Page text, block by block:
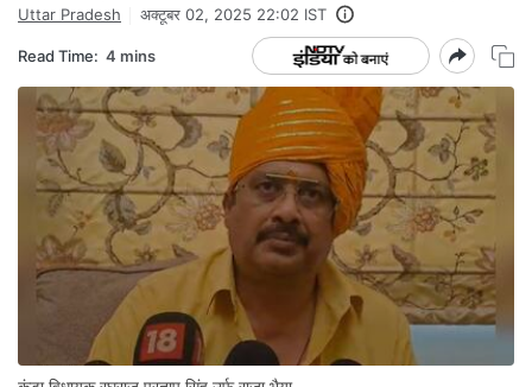
Uttar Pradesh
अक्टूबर 02, 2025 22:02 IST
Read Time: 4 mins